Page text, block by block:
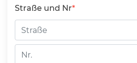
Straße und Nr
Straße
Hausnummer